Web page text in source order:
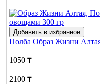
Добавить в избранное
Полба Образ Жизни
1050 ₸
2100 ₸